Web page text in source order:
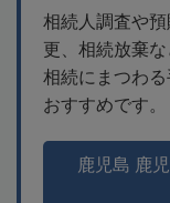
相続人調査や
更、相続放棄な
相続にまつわ
おすすめです。
鹿児島 鹿